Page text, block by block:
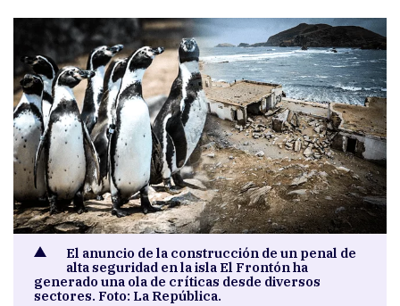
El anuncio de la construcción de un penal de
alta seguridad en la isla El Frontón ha
generado una ola de críticas desde diversos
sectores. Foto: La República.